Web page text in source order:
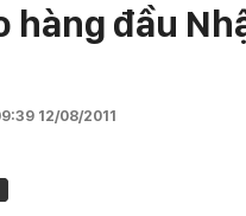
hàng đầu
12/08/2011